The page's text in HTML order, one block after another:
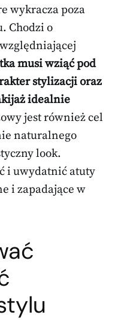
wykracza poza
Chodzi o
musi wziąć pod
stylizacji oraz
idealnie
jest również cel
naturalnego
look.
i uwydatnić atuty
i zapadające w